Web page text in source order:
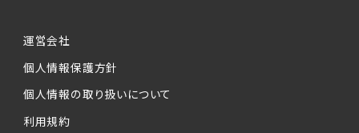
運営会社
個人情報保護方針
個人情報の取り扱いについて
利用規約